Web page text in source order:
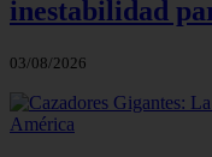
inestabilidad
03/08/2026